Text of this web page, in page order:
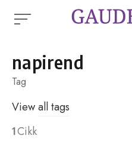
napirend
Tag
Viewall tags
1Cikk